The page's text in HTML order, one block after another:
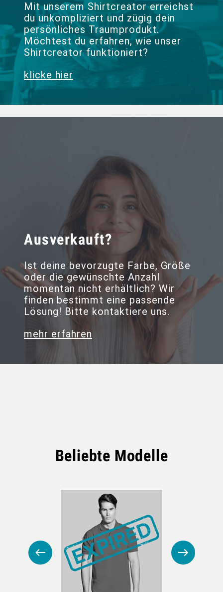
Mit unserem Shirtcreator erreichst
du unkompliziert und zügig dein
persönliches Traumprodukt.
Möchtest du erfahren, wie unser
Shirtcreator funktioniert?
klicke hier
Ausverkauft?
Ist deine bevorzugte Farbe, Größe
oder die gewünschte Anzahl
momentan nicht erhältlich? Wir
finden bestimmt eine passende
Lösung! Bitte kontaktiere uns.
mehr erfahren
Beliebte Modelle